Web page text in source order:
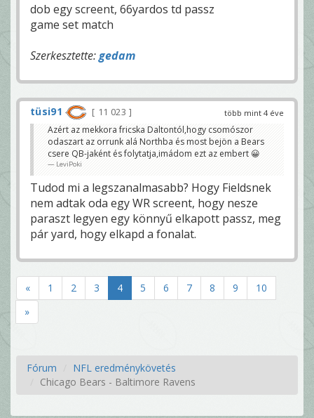
dob egy screent, 66yardos td passz
game set match
Szerkesztette:gedam
több mint 4 éve
tüsi91
11 023
Azért az mekkora fricska Daltontól,hogy csomószor
odaszart az orrunk alá Northba és most bejön a Bears
csere QB-jaként és folytatja,imádom ezt az embert 😀
LeviPoki
Tudod mi a legszanalmasabb? Hogy Fieldsnek
nem adtak oda egy WR screent, hogy nesze
paraszt legyen egy könnyű elkapott passz, meg
pár yard, hogy elkapd a fonalat.
« 1 2 3 4 5 6 7 8 9
10
»
Fórum
NFL eredménykövetés
Chicago Bears - Baltimore Ravens